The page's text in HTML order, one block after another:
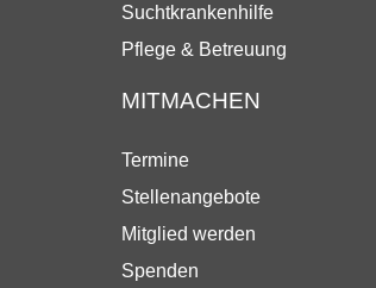
Suchtkrankenhilfe
Pflege & Betreuung
MITMACHEN
Termine
Stellenangebote
Mitglied werden
Spenden